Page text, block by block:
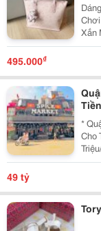
Xắn Mà Vẫn
495.000₫
Hdt
Tại
*
Cho
Triệu/
49 tỷ